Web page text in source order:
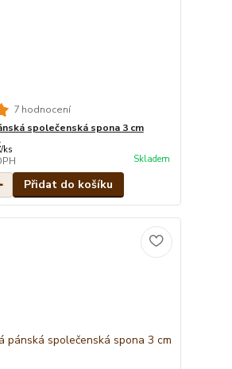
7 hodnocení
společenská spona 3 cm
/ks
Skladem
Přidat do košíku